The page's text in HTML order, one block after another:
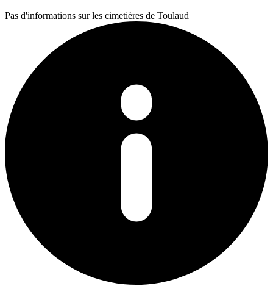
Pas d'informations sur les cimetières de Toulaud